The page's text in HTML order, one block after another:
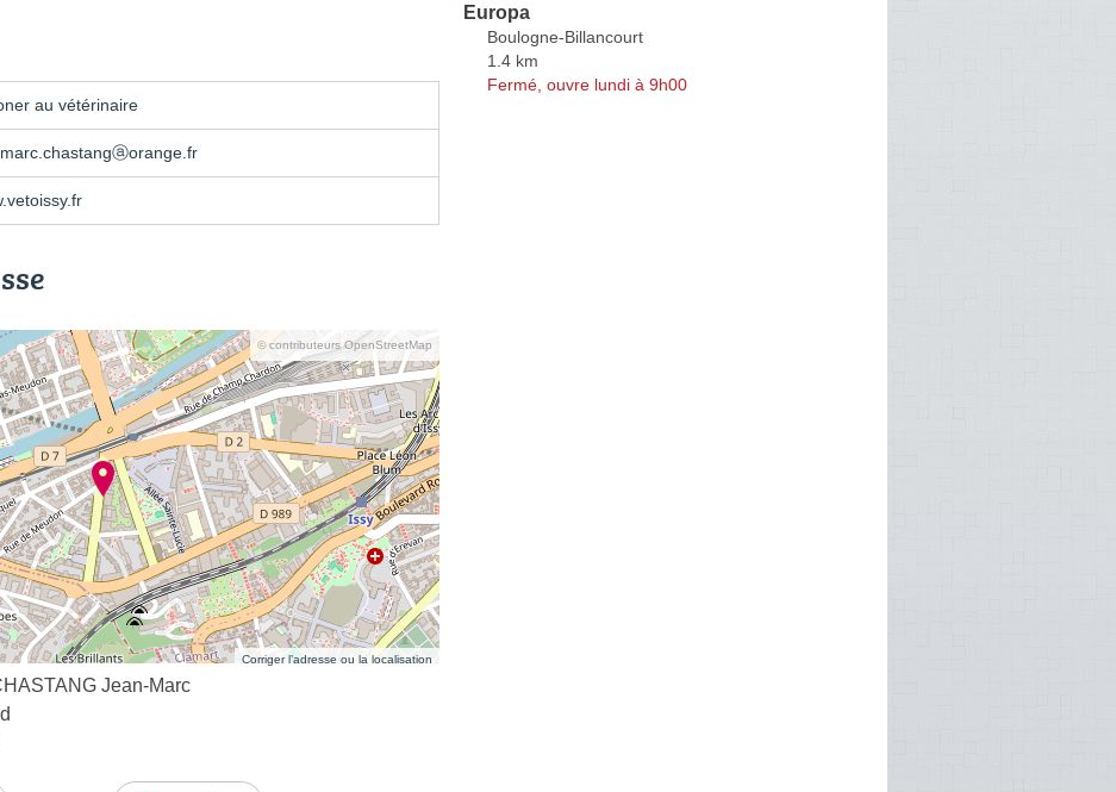
au vétérinaire
© contributeurs OpenStreetMap
Corriger l’adresse ou la localisation
Jean-Marc
Europa
Boulogne-Billancourt
1.4 km
Fermé, ouvre lundi à 9h00